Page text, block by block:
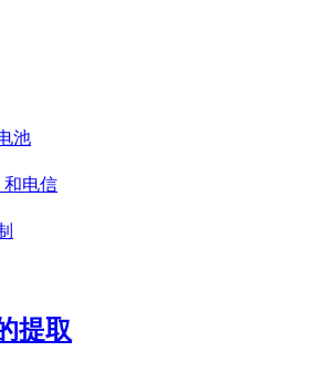
池
和电信
提取